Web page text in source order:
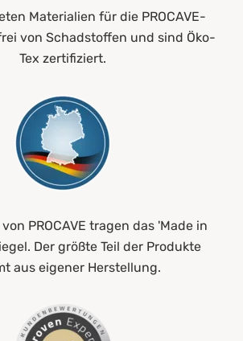
Materialien für die PROCAVE-
von Schadstoffen und sind Öko-
Tex zertifiziert.
PROCAVE tragen das 'Made in
Der größte Teil der Produkte
aus eigener Herstellung.